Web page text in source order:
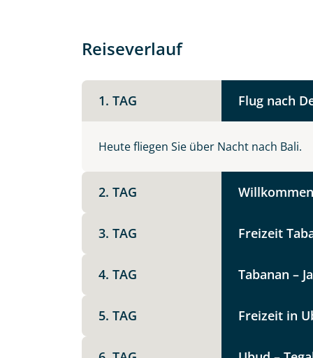
Reiseverlauf
1. TAG Flug nach
Heute fliegen Sie über Nacht nach Bali.
2. TAG
3. TAG Freizeit
4. TAG Tabanan –
5. TAG Freizeit in
Individuelle Anfrage
Herzlichen Dank für Ihre
Vorname